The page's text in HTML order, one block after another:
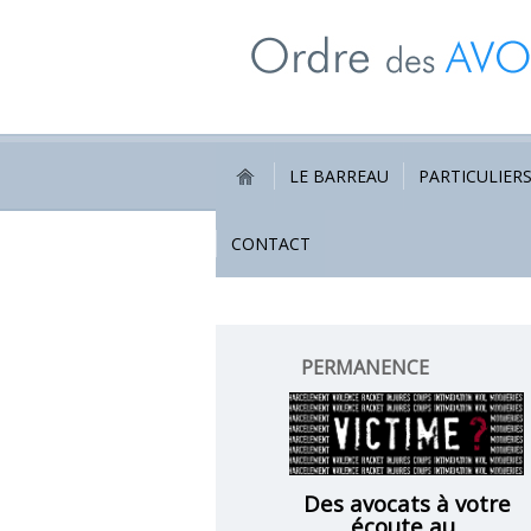
LE BARREAU PARTICULIERS
CONTACT
PERMANENCE
VICTIMES
Des avocats à votre